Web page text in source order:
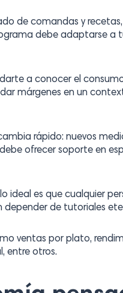
de comandas y
debe adaptarse a
a conocer el
márgenes en un
rápido: nuevos
ofrecer soporte en
ideal es que cualquier
depender de tutoriales
ventas por plato,
entre otros.